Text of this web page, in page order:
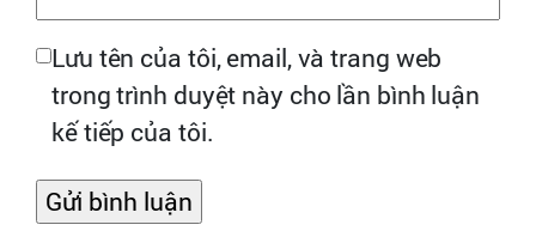
Lưu tên của tôi, email, và trang web
trong trình duyệt này cho lần bình luận
kế tiếp của tôi.